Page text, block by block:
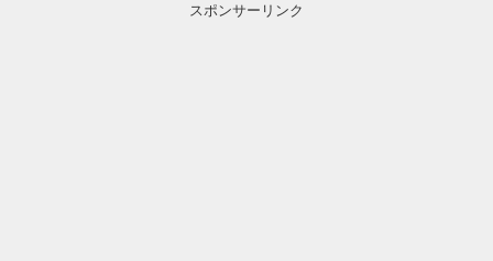
スポンサーリンク